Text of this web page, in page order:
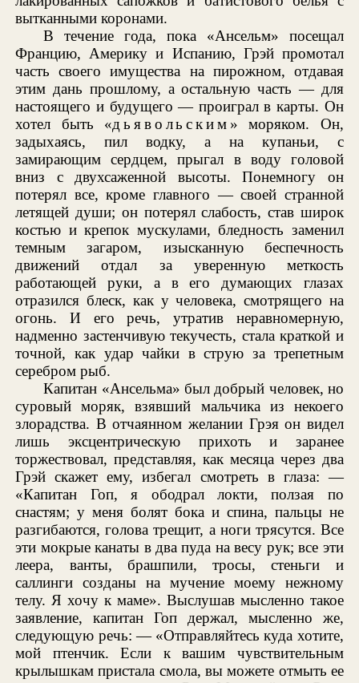
вытканными коронами.
В течение года, пока «Ансельм» посещал
Францию, Америку и Испанию, Грэй промотал
часть своего имущества на пирожном, отдавая
этим дань прошлому, а остальную часть — для
настоящего и будущего — проиграл в карты. Он
хотел быть «дьявольским » моряком. Он,
задыхаясь, пил водку, а на купаньи, с
замирающим сердцем, прыгал в воду головой
вниз с двухсаженной высоты. Понемногу он
потерял все, кроме главного — своей странной
летящей души; он потерял слабость, став широк
костью и крепок мускулами, бледность заменил
темным загаром, изысканную беспечность
движений отдал за уверенную меткость
работающей руки, а в его думающих глазах
отразился блеск, как у человека, смотрящего на
огонь. И его речь, утратив неравномерную,
надменно застенчивую текучесть, стала краткой и
точной, как удар чайки в струю за трепетным
серебром рыб.
Капитан «Ансельма» был добрый человек, но
суровый моряк, взявший мальчика из некоего
злорадства. В отчаянном желании Грэя он видел
лишь эксцентрическую прихоть и заранее
торжествовал, представляя, как месяца через два
Грэй скажет ему, избегал смотреть в глаза: —
«Капитан Гоп, я ободрал локти, ползая по
снастям; у меня болят бока и спина, пальцы не
разгибаются, голова трещит, а ноги трясутся. Все
эти мокрые канаты в два пуда на весу рук; все эти
леера, ванты, брашпили, тросы, стеньги и
саллинги созданы на мучение моему нежному
телу. Я хочу к маме». Выслушав мысленно такое
заявление, капитан Гоп держал, мысленно же,
следующую речь: — «Отправляйтесь куда хотите,
мой птенчик. Если к вашим чувствительным
крылышкам пристала смола, вы можете отмыть ее